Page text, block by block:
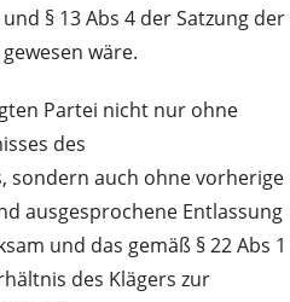
und § 13 Abs 4 der Satzung der
wäre.
Partei nicht nur ohne
des
sondern auch ohne vorherige
ausgesprochene Entlassung
und das gemäß § 22 Abs 1
des Klägers zur